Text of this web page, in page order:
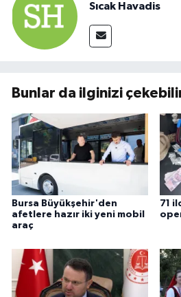
Sıcak Havadis
Bunlar da ilginizi
Bursa Büyükşehir'den
afetlere hazır iki yeni mobil
araç
71